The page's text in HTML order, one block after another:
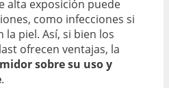
alta exposición puede
como infecciones si
piel. Así, si bien los
ofrecen ventajas, la
sobre su uso y
.